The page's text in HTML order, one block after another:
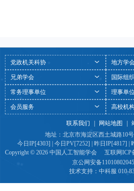
党政机关科协 地方学
兄弟学会 国际组
常务理事单位 理事单位
会员服务 高校机构
联系我们 网站地图
地址：北京市海淀区西土城路10
今日IP[4303] | 今日PV[7252] | 昨日IP[4817] |
Copyright © 2026 中国人工智能学会 互联网ICP
京公网安备
技术支持： 中科服 010-